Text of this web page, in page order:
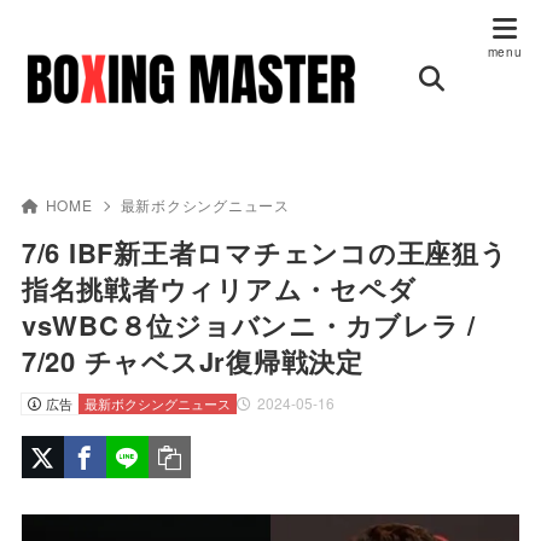
HOME 最新ボクシングニュース
7/6 IBF新王者ロマチェンコの王座狙う
指名挑戦者ウィリアム・セペダ
vsWBC８位ジョバンニ・カブレラ /
7/20 チャベスJr復帰戦決定
広告 2024-05-16
最新ボクシングニュース